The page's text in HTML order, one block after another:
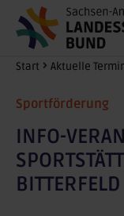
Zum Hauptinhalt
Sie sind hier:
Start Aktuelle
Sportförderung
INFO-
BITTERFELD